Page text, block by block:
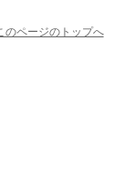
のページのトップへ